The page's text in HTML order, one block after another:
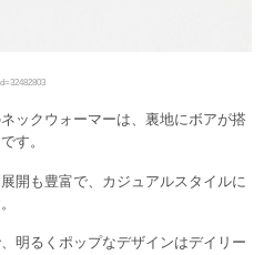
ックウォーマーは、裏地にボアが搭
す。
開も豊富で、カジュアルスタイルに
明るくポップなデザインはデイリー